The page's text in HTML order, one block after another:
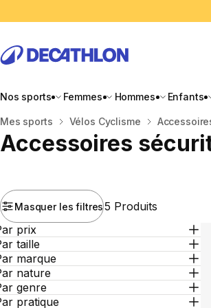
Nos sports Femmes Hommes Enfants
Accueil
Mes sports Vélos Cyclisme
Accessoires
Masquer les filtres5 Produits
prix
taille
marque
nature
genre
pratique